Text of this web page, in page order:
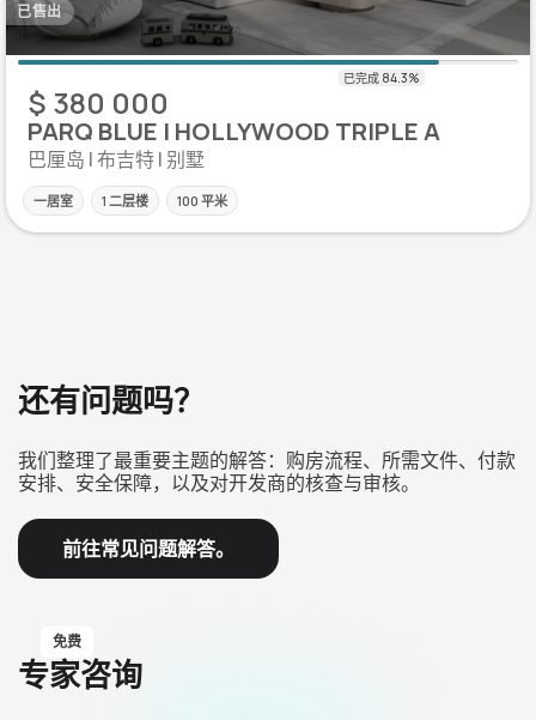
已售出
$ 380 000
PARQ BLUE | HOLLYWOOD TRIPLE A
巴厘岛 | 布吉特 | 别墅
一居室 1 二层楼 100 平米
还有问题吗？
我们整理了最重要主题的解答：购房流程、所需文件、付款
安排、安全保障，以及对开发商的核查与审核。
前往常见问题解答。
免费
专家咨询